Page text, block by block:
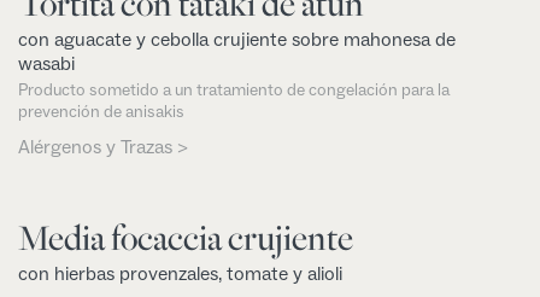
con aguacate y cebolla crujiente sobre mahonesa de
wasabi
Producto sometido a un tratamiento de congelación para la
prevención de anisakis
Alérgenos y Trazas >
Media focaccia crujiente
con hierbas provenzales, tomate y alioli